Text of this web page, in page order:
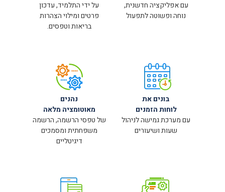
עם אפליקציה חדשנית,
נוחה ופשוטה לתפעול
על ידי התלמיד, עדכון
פרטים ומילוי הצהרות
בריאות וטפסים.
בונים את
לוחות הזמנים
עם מערכת גמישה לניהול
שעות ושיעורים
נהנים
מאוטומציה מלאה
של טפסי הרשמה, הרשמה
משפחתית ומסמכים
דיגיטליים